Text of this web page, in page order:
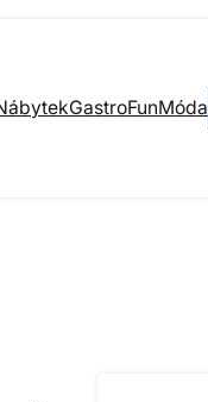
GastroFunMóda